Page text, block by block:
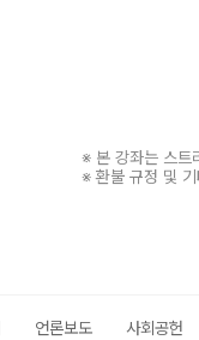
※ 본 강좌는 스트
※ 환불 규정 및
언론보도 사회공헌